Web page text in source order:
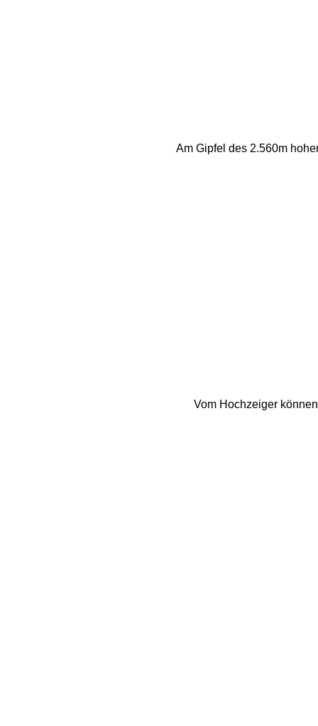
Vom Hochzeiger
Am Gipfel des 2.560m